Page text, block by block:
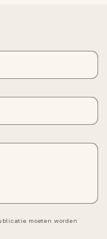
moeten worden